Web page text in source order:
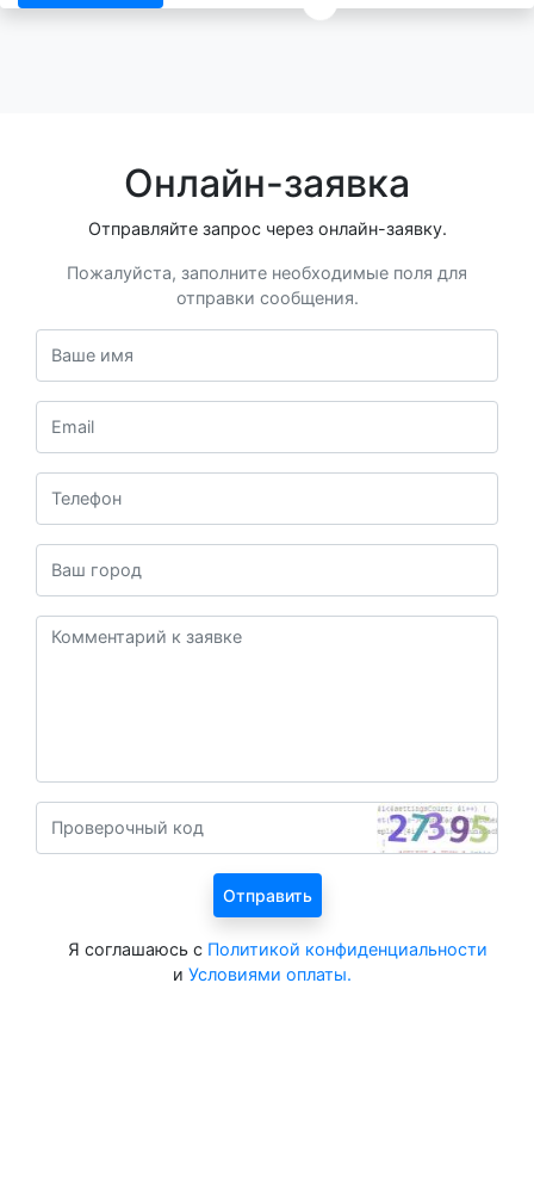
Онлайн-заявка
Отправляйте запрос через онлайн-заявку.
Пожалуйста, заполните необходимые поля для
отправки сообщения.
Я соглашаюсь с Политикой конфиденциальности
и Условиями оплаты.